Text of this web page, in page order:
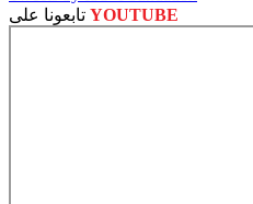
YOUTUBE